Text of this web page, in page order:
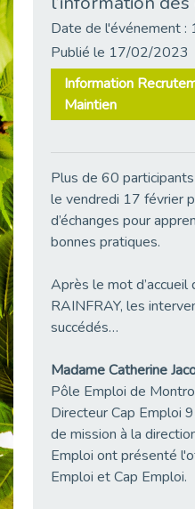
Publié le 30/05/2026
Publié le 22/05/2026
Publié le 18/05/2026
Publié le 12/05/2026
Publié le 12/05/2026
Publié le 04/05/2026
Publié le 01/05/2026
Témoignage : Le
Publié le 30/04/2026
Date de l'événement
Publié le 17/02/2023
Information
Maintien
Plus de 60
le vendredi 17 février
d’échanges pour
bonnes pratiques.
Après le mot d’accueil
RAINFRAY, les
succédés…
Madame Catherine
Pôle Emploi de
Directeur Cap Emploi
de mission à la
Emploi ont présenté
Emploi et Cap Emploi.